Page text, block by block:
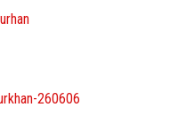
260606